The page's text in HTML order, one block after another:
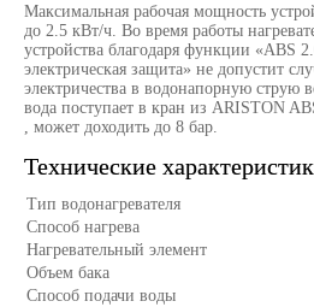
Максимальная рабочая мощность
до 2.5 кВт/ч. Во время работы
устройства благодаря функции «ABS
электрическая защита» не допустит
электричества в водонапорную струю
вода поступает в кран из ARISTON
, может доходить до 8 бар.
Технические
Тип водонагревателя
Способ нагрева
Нагревательный элемент
Объем бака
Способ подачи воды